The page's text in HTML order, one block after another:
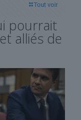
Tout voir
pourrait
alliés de